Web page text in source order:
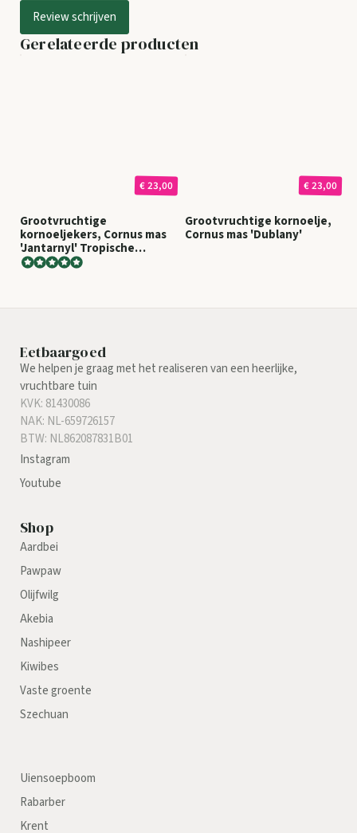
Review schrijven
Gerelateerde producten
€ 23,00
Grootvruchtige
kornoeljekers, Cornus mas
'Jantarnyl' Tropische
aroma's en productief!
€ 23,00
Grootvruchtige kornoelje,
Cornus mas 'Dublany'
Eetbaargoed
We helpen je graag met het realiseren van een heerlijke,
vruchtbare tuin
KVK: 81430086
NAK: NL-659726157
BTW: NL862087831B01
Instagram
Youtube
Shop
Aardbei
Pawpaw
Olijfwilg
Akebia
Nashipeer
Kiwibes
Vaste groente
Szechuan
Uiensoepboom
Rabarber
Krent